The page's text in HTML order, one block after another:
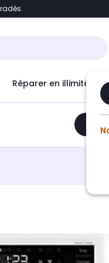
Accéder
Réparer en illimité